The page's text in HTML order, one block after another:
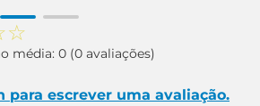
☆
média: 0 (0 avaliações)
para escrever uma avaliação.